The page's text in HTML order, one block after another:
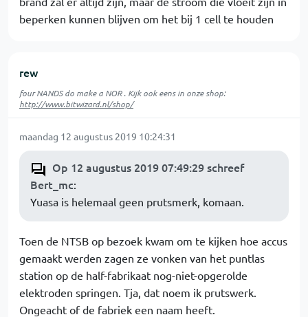
beperken kunnen blijven om het bij 1 cell te houden
rew
four NANDS do make a NOR . Kijk ook eens in onze shop:
http://www.bitwizard.nl/shop/
maandag 12 augustus 2019 10:24:31
Op 12 augustus 2019 07:49:29 schreef
Bert_mc:
Yuasa is helemaal geen prutsmerk, komaan.
Toen de NTSB op bezoek kwam om te kijken hoe accus
gemaakt werden zagen ze vonken van het puntlas
station op de half-fabrikaat nog-niet-opgerolde
elektroden springen. Tja, dat noem ik prutswerk.
Ongeacht of de fabriek een naam heeft.